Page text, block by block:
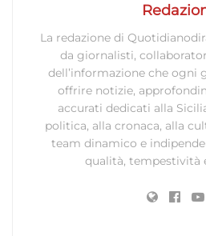
La redazione di
da giornalisti,
dell’informazione che ogni
offrire notizie,
accurati dedicati alla
politica, alla cronaca, alla
team dinamico e
qualità, tempestività